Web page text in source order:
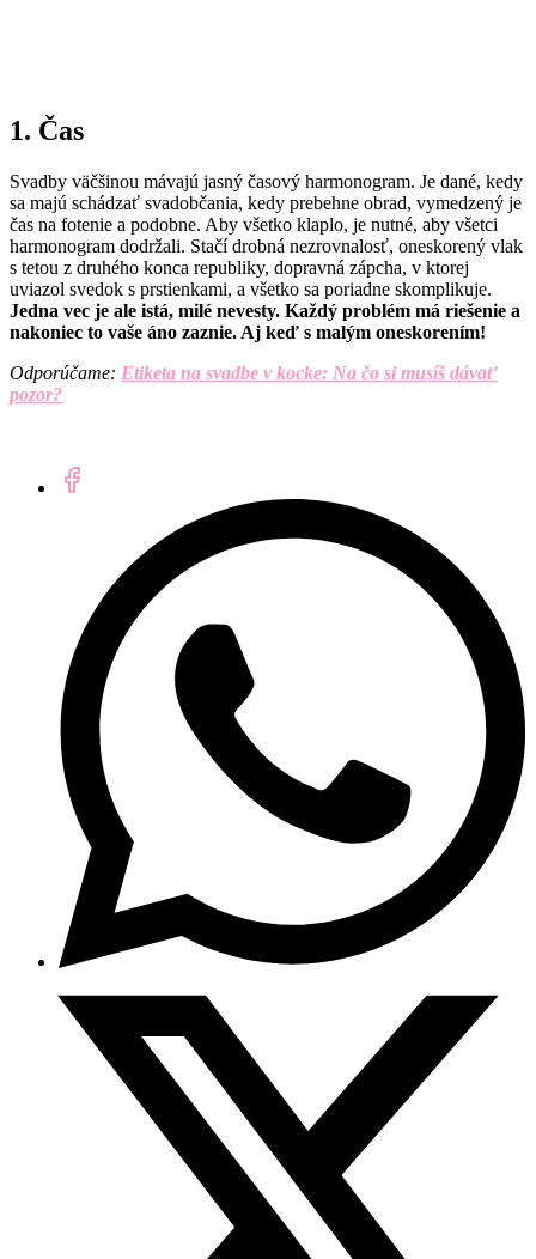
1. Čas
Svadby väčšinou mávajú jasný časový harmonogram. Je dané, kedy
sa majú schádzať svadobčania, kedy prebehne obrad, vymedzený je
čas na fotenie a podobne. Aby všetko klaplo, je nutné, aby všetci
harmonogram dodržali. Stačí drobná nezrovnalosť, oneskorený vlak
s tetou z druhého konca republiky, dopravná zápcha, v ktorej
uviazol svedok s prstienkami, a všetko sa poriadne skomplikuje.
Jedna vec je ale istá, milé nevesty. Každý problém má riešenie a
nakoniec to vaše áno zaznie. Aj keď s malým oneskorením!
Odporúčame: Etiketa na svadbe v kocke: Na čo si musíš dávať
pozor?